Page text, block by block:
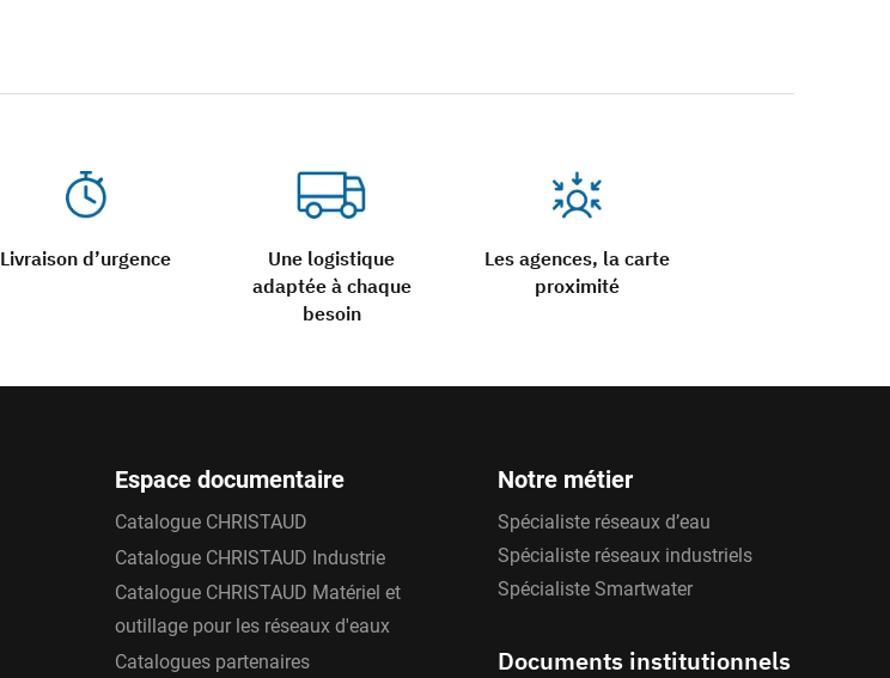
Livraison d’urgence
Une logistique
adaptée à chaque
besoin
Les agences, la carte
proximité
Espace documentaire
Catalogue CHRISTAUD
Catalogue CHRISTAUD Industrie
Catalogue CHRISTAUD Matériel et
outillage pour les réseaux d'eaux
Catalogues partenaires
Notre métier
Spécialiste réseaux d’eau
Spécialiste réseaux industriels
Spécialiste Smartwater
Documents institutionnels